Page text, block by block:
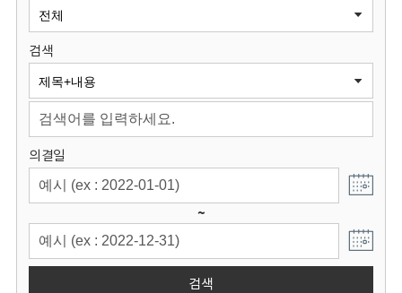
원
회
검색
의결일
~
검색